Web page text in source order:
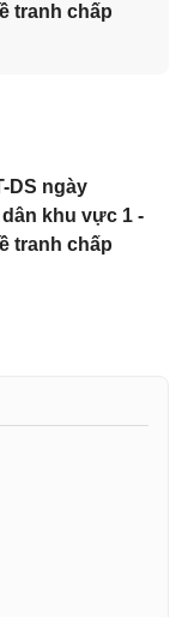
tranh chấp
DS ngày
dân khu vực 1 -
tranh chấp